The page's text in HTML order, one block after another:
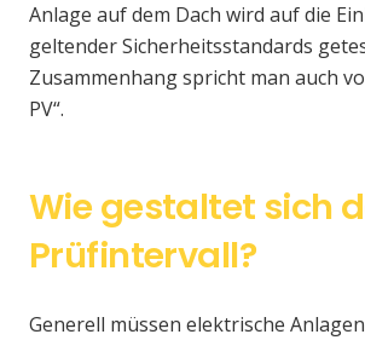
Anlage auf dem Dach wird auf die
geltender Sicherheitsstandards
Zusammenhang spricht man auch
PV“.
Wie gestaltet sich
Prüfintervall?
Generell müssen elektrische